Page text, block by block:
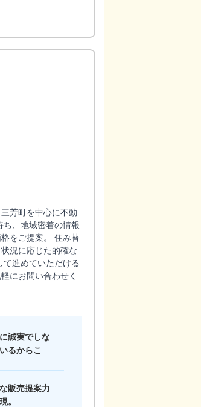
芳町を中心に不動
ち、地域密着の情報
をご提案。 住み替
況に応じた的確な
進めていただける
にお問い合わせく
誠実でしな
るからこ
販売提案力
。